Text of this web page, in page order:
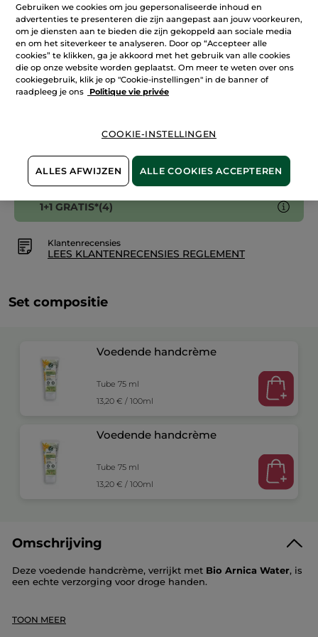
IN WINKELMANDJE
Bezorging vanaf12/08
Algemene Voorwaarden
LEES HIER DE ALGEMENE VOORWAARDEN
1+1 GRATIS*(4)
Klantenrecensies
LEES KLANTENRECENSIES REGLEMENT
Set compositie
Voedende handcrème
Tube 75 ml
13,20 € / 100ml
Voedende handcrème
Tube 75 ml
13,20 € / 100ml
Omschrijving
Deze voedende handcrème, verrijkt met Bio Arnica Water, is
een echte verzorging voor droge handen.
geparfumeerd en perfect zacht.
TOON MEER
Gebruiken we cookies om jou gepersonaliseerde inhoud en
advertenties te presenteren die zijn aangepast aan jouw voorkeuren,
om je diensten aan te bieden die zijn gekoppeld aan sociale media
en om het siteverkeer te analyseren. Door op “Accepteer alle
cookies” te klikken, ga je akkoord met het gebruik van alle cookies
die op onze website worden geplaatst. Om meer te weten over ons
cookiegebruik, klik je op "Cookie-instellingen" in de banner of
raadpleeg je ons
Politique vie privée
COOKIE-INSTELLINGEN
ALLES AFWIJZEN ALLE COOKIES ACCEPTEREN